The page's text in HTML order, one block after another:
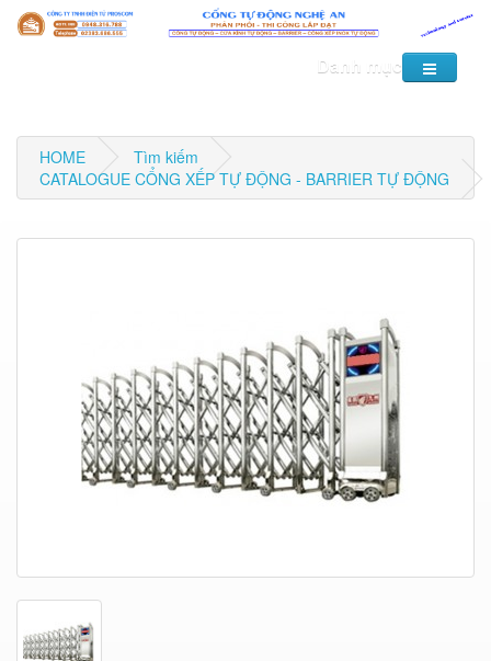
Danh mục
HOME
Tìm kiếm
CATALOGUE CỔNG XẾP TỰ ĐỘNG - BARRIER TỰ ĐỘNG